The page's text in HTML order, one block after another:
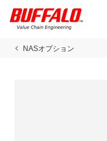
NASオプション